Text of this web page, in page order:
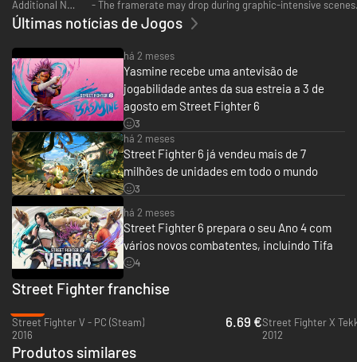
Additional Notes:
- The framerate may drop during graphic-intensive
Últimas notícias de Jogos
há 2 meses
Yasmine recebe uma antevisão de
jogabilidade antes da sua estreia a 3 de
agosto em Street Fighter 6
3
há 2 meses
Street Fighter 6 já vendeu mais de 7
milhões de unidades em todo o mundo
3
há 2 meses
Street Fighter 6 prepara o seu Ano 4 com
vários novos combatentes, incluindo Tifa
4
Street Fighter franchise
Street Fighter V - PC (Steam)
2016
6.69 €Street Fighter X
2012
Produtos similares